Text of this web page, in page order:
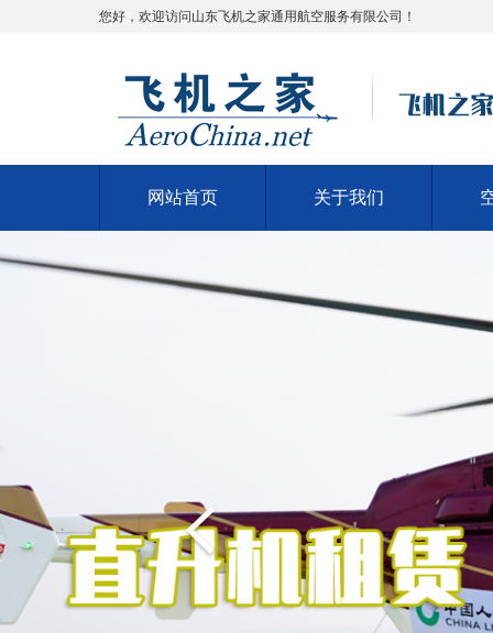
您好，欢迎访问山东飞机之家通用航空服务有限公司！
网站首页 关于我们